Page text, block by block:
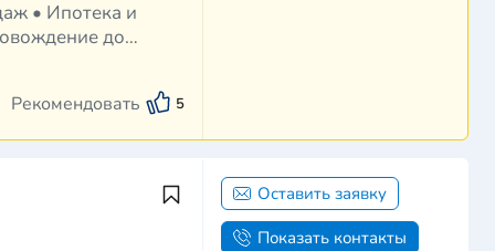
• Ипотека и
до
Рекомендовать 5
Оставить заявку
Показать контакты